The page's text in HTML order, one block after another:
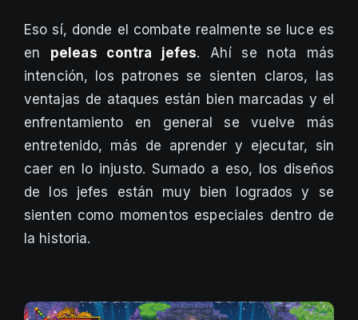
Eso sí, donde el combate realmente se luce es
en peleas contra jefes. Ahí se nota más
intención, los patrones se sienten claros, las
ventajas de ataques están bien marcadas y el
enfrentamiento en general se vuelve más
entretenido, más de aprender y ejecutar, sin
caer en lo injusto. Sumado a eso, los diseños
de los jefes están muy bien logrados y se
sienten como momentos especiales dentro de
la historia.